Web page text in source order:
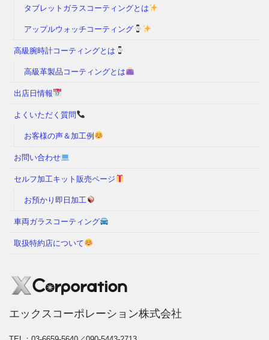
タブレットガラスコーティングとは
アップルウォッチコーティング
高級腕時計コーティングとは
高級革製品コーティングとは
出店日情報
よくいただく質問
お客様の声＆加工例
お問い合わせ
セルフ加工キット販売ページ
お預かり即日加工
車両ガラスコーティング
取扱特約店について
エックスコーポレーション株式会社